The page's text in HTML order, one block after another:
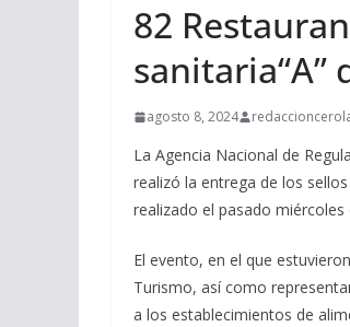
82
sanitaria“A”
agosto 8, 2024
La Agencia Nacional de
realizó la entrega de los
realizado el pasado miércoles
El evento, en el que
Turismo, así como
a los establecimientos de